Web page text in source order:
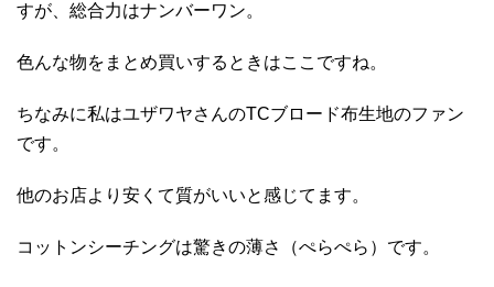
すが、総合力はナンバーワン。
色んな物をまとめ買いするときはここですね。
ちなみに私はユザワヤさんのTCブロード布生地のファン
です。
他のお店より安くて質がいいと感じてます。
コットンシーチングは驚きの薄さ（ぺらぺら）です。